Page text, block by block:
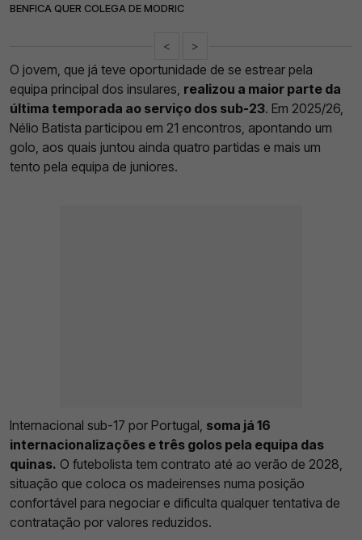
BENFICA QUER COLEGA DE MODRIC
< >
O jovem, que já teve oportunidade de se estrear pela
equipa principal dos insulares, realizou a maior parte da
última temporada ao serviço dos sub-23. Em 2025/26,
Nélio Batista participou em 21 encontros, apontando um
golo, aos quais juntou ainda quatro partidas e mais um
tento pela equipa de juniores.
Internacional sub-17 por Portugal, soma já 16
internacionalizações e três golos pela equipa das
quinas. O futebolista tem contrato até ao verão de 2028,
situação que coloca os madeirenses numa posição
confortável para negociar e dificulta qualquer tentativa de
contratação por valores reduzidos.